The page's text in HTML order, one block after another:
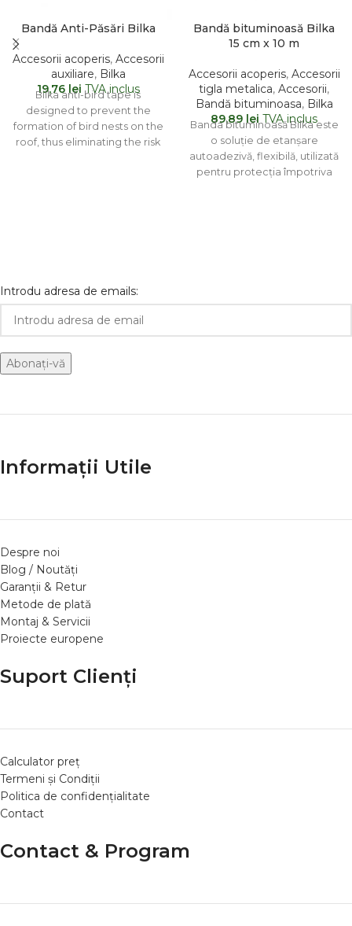
Bandă Anti-Păsări Bilka
Accesorii acoperis, Accesorii
auxiliare, Bilka
19,76 lei TVA inclus
Bilka anti-bird tape is
designed to prevent the
formation of bird nests on the
roof, thus eliminating the risk
Bandă bituminoasă Bilka
15 cm x 10 m
Accesorii acoperis, Accesorii
tigla metalica, Accesorii,
Bandă bituminoasa, Bilka
89,89 lei TVA inclus
Banda bituminoasă Bilka este
o soluție de etanșare
autoadezivă, flexibilă, utilizată
pentru protecția împotriva
Introdu adresa de emails:
Informații Utile
Despre noi
Blog / Noutăți
Garanții & Retur
Metode de plată
Montaj & Servicii
Proiecte europene
Suport Clienți
Calculator preț
Termeni și Condiții
Politica de confidențialitate
Contact
Contact & Program